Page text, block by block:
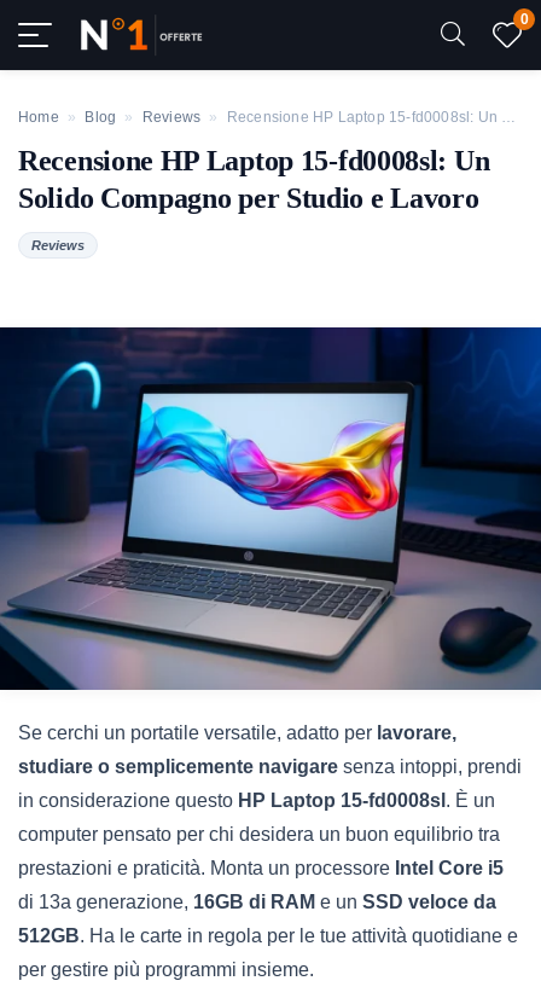
0
Home » Blog » Reviews » Recensione HP Laptop 15-fd0008sl: Un Solido Compagno per Studio e Lavoro
Recensione HP Laptop 15-fd0008sl: Un
Solido Compagno per Studio e Lavoro
Reviews
Se cerchi un portatile versatile, adatto per lavorare,
studiare o semplicemente navigare senza intoppi, prendi
in considerazione questo HP Laptop 15-fd0008sl . È un
computer pensato per chi desidera un buon equilibrio tra
prestazioni e praticità. Monta un processore Intel Core i5
di 13a generazione, 16GB di RAM e un SSD veloce da
512GB. Ha le carte in regola per le tue attività quotidiane e
per gestire più programmi insieme.